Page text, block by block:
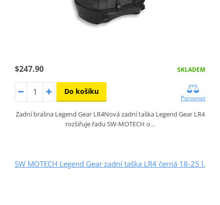
$247.90 SKLADEM
Do košíku
Porovnat
Zadní brašna Legend Gear LR4Nová zadní taška Legend Gear LR4
rozšiřuje řadu SW-MOTECH o…
SW MOTECH Legend Gear zadní taška LR4 černá 18-25 l.